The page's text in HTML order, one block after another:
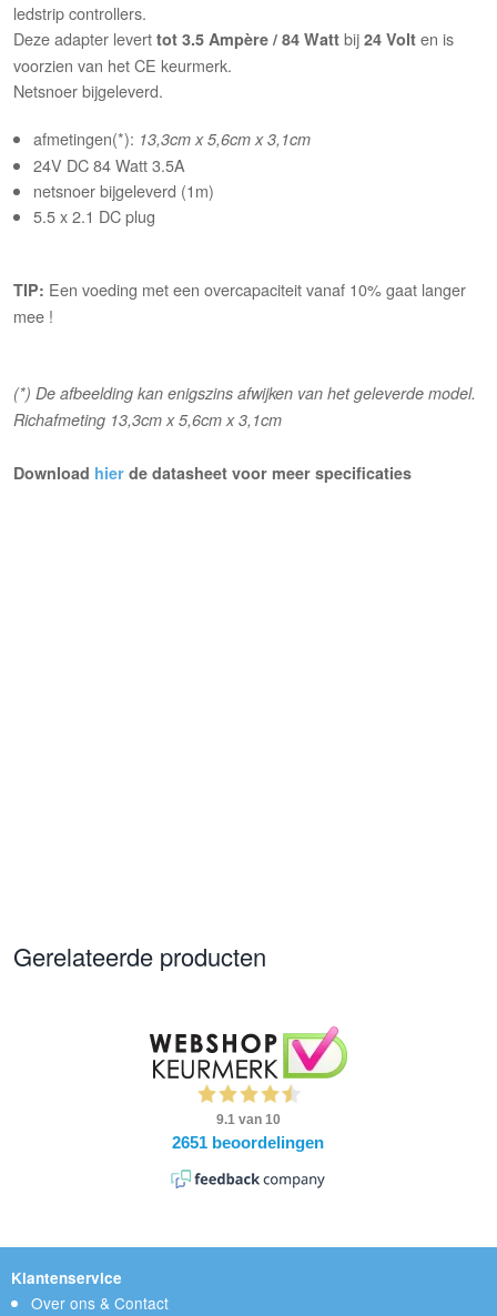
ledstrip controllers.
Deze adapter leverttot 3.5 Ampère / 84 Watt bij24 Volt en is
voorzien van het CE keurmerk.
Netsnoer bijgeleverd.
afmetingen(*): 13,3cm x 5,6cm x 3,1cm
24V DC 84 Watt 3.5A
netsnoer bijgeleverd (1m)
5.5 x 2.1 DC plug
TIP: Een voeding met een overcapaciteit vanaf 10% gaat langer
mee !
(*) De afbeelding kan enigszins afwijken van het geleverde model.
Richafmeting 13,3cm x 5,6cm x 3,1cm
Download hier de datasheet voor meer specificaties
Gerelateerde producten
Klantenservice
Over ons & Contact